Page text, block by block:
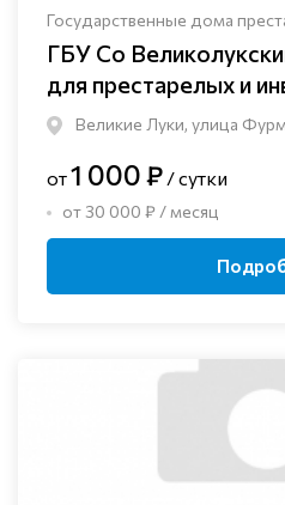
Государственные дома
ГБУ Со
для престарелых и
Великие Луки, улица
от1 000 ₽ / сутки
от 30 000 ₽ / месяц